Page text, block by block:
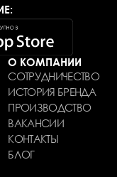
О КОМПАНИИ
СОТРУДНИЧЕСТВО
ИСТОРИЯ БРЕНДА
ПРОИЗВОДСТВО
ВАКАНСИИ
КОНТАКТЫ
БЛОГ